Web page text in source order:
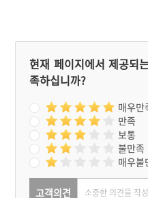
현재 페이지에서 제공되
족하십니까?
매우만
만족
보통
불만족
매우불
고객의견